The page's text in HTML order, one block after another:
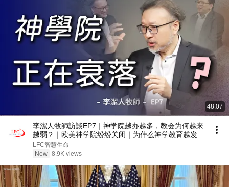
48:07
李潔人牧師訪談EP7｜神学院越办越多，教会为何越来
越弱？｜欧美神学院纷纷关闭｜为什么神学教育越发
达，教会反而越衰落？
LFC智慧生命
New 8.9K views